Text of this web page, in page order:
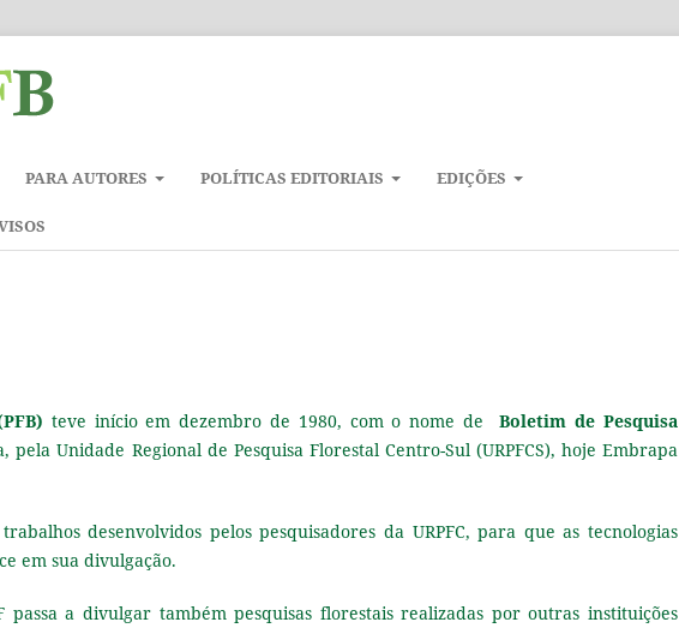
PARA AUTORES POLÍTICAS EDITORIAIS EDIÇÕES
teve início em dezembro de 1980, com o nome deBoletim de Pesquisa
pela Unidade Regional de Pesquisa Florestal Centro-Sul (URPFCS), hoje Embrapa
desenvolvidos pelos pesquisadores da URPFC, para que as tecnologias
em sua divulgação.
a divulgar também pesquisas florestais realizadas por outras instituições